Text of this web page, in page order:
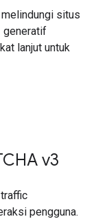
melindungi situs
generatif
lanjut untuk
v3
pengguna.